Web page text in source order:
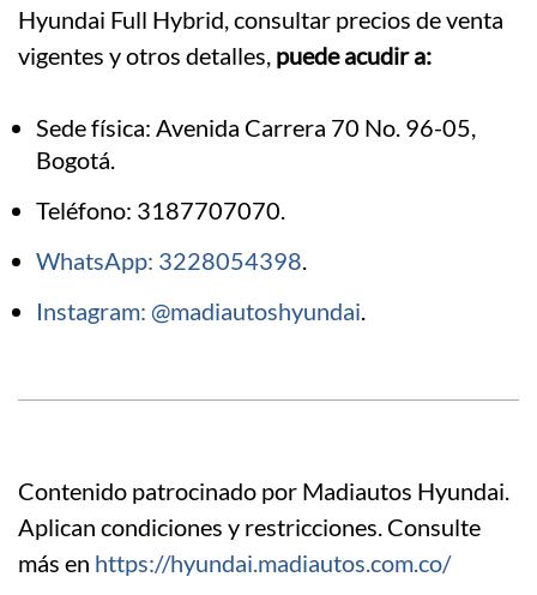
Hyundai Full Hybrid, consultar precios de venta
vigentes y otros detalles, puede acudir a:
Sede física: Avenida Carrera 70 No. 96-05,
Bogotá.
Teléfono: 3187707070.
WhatsApp: 3228054398.
Instagram: @madiautoshyundai.
Contenido patrocinado por Madiautos Hyundai.
Aplican condiciones y restricciones. Consulte
más en https://hyundai.madiautos.com.co/